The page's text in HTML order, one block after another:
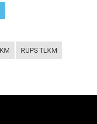
RUPS TLKM